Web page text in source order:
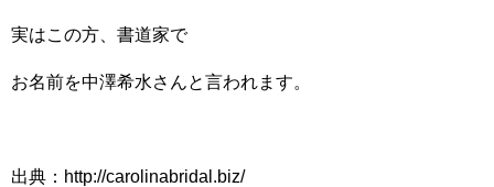
実はこの方、書道家で
お名前を中澤希水さんと言われます。
出典：http://carolinabridal.biz/